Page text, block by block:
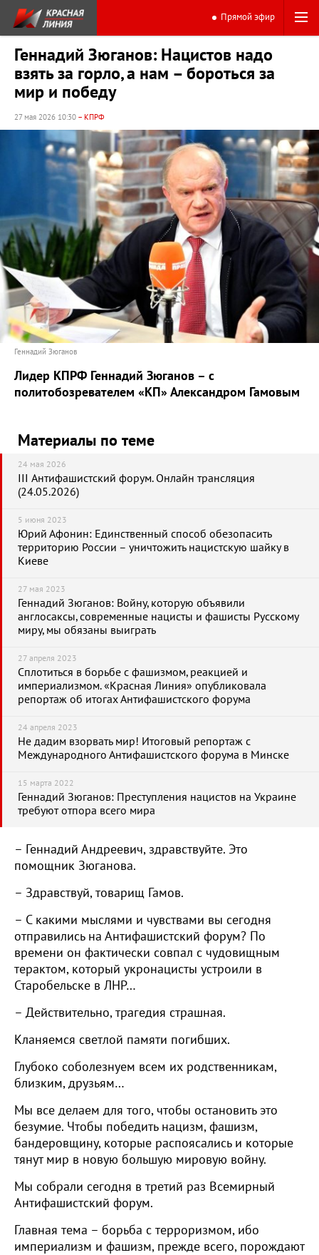
Прямой эфир
Геннадий Зюганов: Нацистов надо
взять за горло, а нам – бороться за
мир и победу
27 мая 2026 10:30 – КПРФ
Геннадий Зюганов
Лидер КПРФ Геннадий Зюганов – с
политобозревателем «КП» Александром Гамовым
Материалы по теме
24 мая 2026
III Антифашистский форум. Онлайн трансляция
(24.05.2026)
5 июня 2023
Юрий Афонин: Единственный способ обезопасить
территорию России – уничтожить нацистскую шайку в
Киеве
27 мая 2023
Геннадий Зюганов: Войну, которую объявили
англосаксы, современные нацисты и фашисты Русскому
миру, мы обязаны выиграть
27 апреля 2023
Сплотиться в борьбе с фашизмом, реакцией и
империализмом. «Красная Линия» опубликовала
репортаж об итогах Антифашистского форума
24 апреля 2023
Не дадим взорвать мир! Итоговый репортаж с
Международного Антифашистского форума в Минске
15 марта 2022
Геннадий Зюганов: Преступления нацистов на Украине
требуют отпора всего мира
– Геннадий Андреевич, здравствуйте. Это
помощник Зюганова.
– Здравствуй, товарищ Гамов.
– С какими мыслями и чувствами вы сегодня
отправились на Антифашистский форум? По
времени он фактически совпал с чудовищным
терактом, который укронацисты устроили в
Старобельске в ЛНР…
– Действительно, трагедия страшная.
Кланяемся светлой памяти погибших.
Глубоко соболезнуем всем их родственникам,
близким, друзьям…
Мы все делаем для того, чтобы остановить это
безумие. Чтобы победить нацизм, фашизм,
бандеровщину, которые распоясались и которые
тянут мир в новую большую мировую войну.
Мы собрали сегодня в третий раз Всемирный
Антифашистский форум.
Главная тема – борьба с терроризмом, ибо
империализм и фашизм, прежде всего, порождают